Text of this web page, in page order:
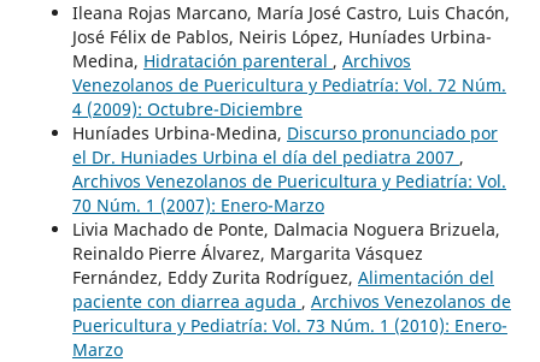
Ileana Rojas Marcano, María José Castro, Luis Chacón,
José Félix de Pablos, Neiris López, Huníades Urbina-
Medina, Hidratación parenteral , Archivos
Venezolanos de Puericultura y Pediatría: Vol. 72 Núm.
4 (2009): Octubre-Diciembre
Huníades Urbina-Medina, Discurso pronunciado por
el Dr. Huniades Urbina el día del pediatra 2007 ,
Archivos Venezolanos de Puericultura y Pediatría: Vol.
70 Núm. 1 (2007): Enero-Marzo
Livia Machado de Ponte, Dalmacia Noguera Brizuela,
Reinaldo Pierre Álvarez, Margarita Vásquez
Fernández, Eddy Zurita Rodríguez, Alimentación del
paciente con diarrea aguda , Archivos Venezolanos de
Puericultura y Pediatría: Vol. 73 Núm. 1 (2010): Enero-
Marzo